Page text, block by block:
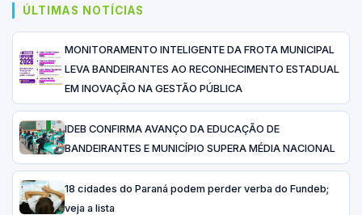
ÚLTIMAS NOTÍCIAS
MONITORAMENTO INTELIGENTE DA FROTA MUNICIPAL
LEVA BANDEIRANTES AO RECONHECIMENTO ESTADUAL
EM INOVAÇÃO NA GESTÃO PÚBLICA
IDEB CONFIRMA AVANÇO DA EDUCAÇÃO DE
BANDEIRANTES E MUNICÍPIO SUPERA MÉDIA NACIONAL
18 cidades do Paraná podem perder verba do Fundeb;
veja a lista